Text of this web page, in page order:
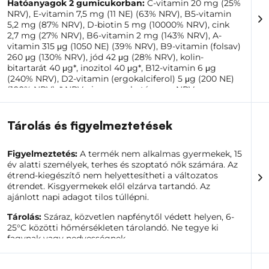
Nőknek és férfiaknak, akik a belső szépségre
összpontosítanak
Azoknak, akik támogatni szeretnék a hajat, a bőrt
és a körmöket
Azoknak, akik nem szeretik a klasszikus tableteket
15 éves és idősebb aktív emberek számára
Mindenkinek, aki egy egyszerű napi
hogy ötvözd a nagyszerű ízt, a kényelmes adagolást és
a szépségápolási mikrotápanyagok átgondolt
támogasd a megjelenésedet minden nap.
Hatóanyagok 2 gumicukorban: C-vitamin 20 mg (25%
NRV), E-vitamin 7,5 mg (11 NE) (63% NRV), B5-vitamin
5,2 mg (87% NRV), D-biotin 5 mg (10000% NRV), cink
2,7 mg (27% NRV), B6-vitamin 2 mg (143% NRV), A-
vitamin 315 μg (1050 NE) (39% NRV), B9-vitamin (folsav)
260 μg (130% NRV), jód 42 μg (28% NRV), kolin-
bitartarát 40 μg*, inozitol 40 μg*, B12-vitamin 6 μg
(240% NRV), D2-vitamin (ergokalciferol) 5 μg (200 NE)
(100% NRV). * NRV nincs meghatározva. NRV =
referencia tápérték.
Tárolás és figyelmeztetések
Figyelmeztetés: A termék nem alkalmas gyermekek, 15
év alatti személyek, terhes és szoptató nők számára. Az
étrend-kiegészítő nem helyettesítheti a változatos
étrendet. Kisgyermekek elől elzárva tartandó. Az
ajánlott napi adagot tilos túllépni.
Tárolás: Száraz, közvetlen napfénytől védett helyen, 6-
25°C közötti hőmérsékleten tárolandó. Ne tegye ki
fagynak vagy nedvességnek.